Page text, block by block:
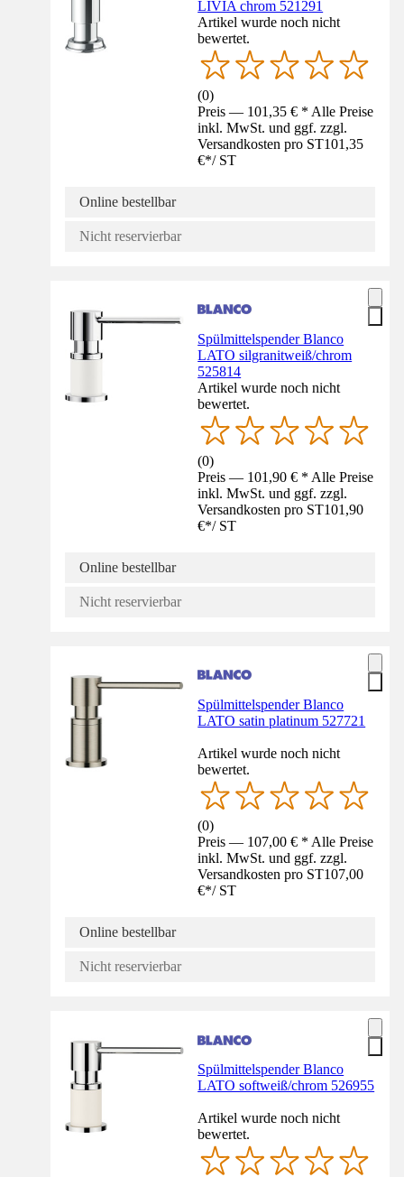
LIVIA chrom 521291
Artikel wurde noch nicht
bewertet.
(0)
Preis — 101,35 € * Alle Preise
inkl. MwSt. und ggf. zzgl.
Versandkosten pro ST101,35
€*/ ST
Online bestellbar
Nicht reservierbar
Spülmittelspender Blanco
LATO silgranitweiß/chrom
525814
Artikel wurde noch nicht
bewertet.
(0)
Preis — 101,90 € * Alle Preise
inkl. MwSt. und ggf. zzgl.
Versandkosten pro ST101,90
€*/ ST
Online bestellbar
Nicht reservierbar
Spülmittelspender Blanco
LATO satin platinum 527721
Artikel wurde noch nicht
bewertet.
(0)
Preis — 107,00 € * Alle Preise
inkl. MwSt. und ggf. zzgl.
Versandkosten pro ST107,00
€*/ ST
Online bestellbar
Nicht reservierbar
Spülmittelspender Blanco
LATO softweiß/chrom 526955
Artikel wurde noch nicht
bewertet.